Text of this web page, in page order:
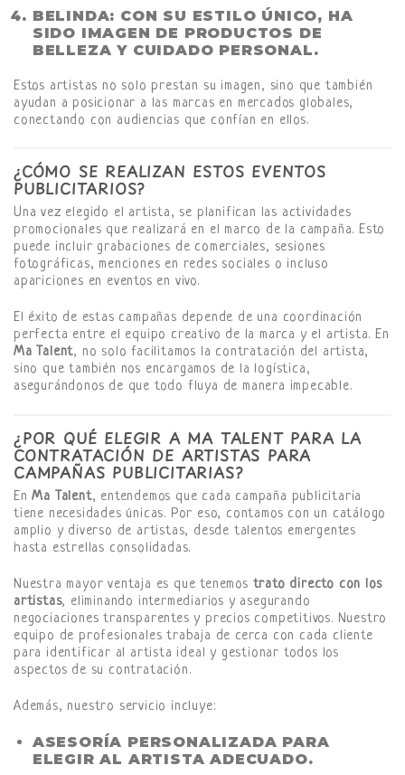
BELINDA: CON SU ESTILO ÚNICO, HA
SIDO IMAGEN DE PRODUCTOS DE
BELLEZA Y CUIDADO PERSONAL.
Estos artistas no solo prestan su imagen, sino que también
ayudan a posicionar a las marcas en mercados globales,
conectando con audiencias que confían en ellos.
¿CÓMO SE REALIZAN ESTOS EVENTOS
PUBLICITARIOS?
Una vez elegido el artista, se planifican las actividades
promocionales que realizará en el marco de la campaña. Esto
puede incluir grabaciones de comerciales, sesiones
fotográficas, menciones en redes sociales o incluso
apariciones en eventos en vivo.
El éxito de estas campañas depende de una coordinación
perfecta entre el equipo creativo de la marca y el artista. En
Ma Talent, no solo facilitamos la contratación del artista,
sino que también nos encargamos de la logística,
asegurándonos de que todo fluya de manera impecable.
¿POR QUÉ ELEGIR A MA TALENT PARA LA
CONTRATACIÓN DE ARTISTAS PARA
CAMPAÑAS PUBLICITARIAS?
EnMa Talent, entendemos que cada campaña publicitaria
tiene necesidades únicas. Por eso, contamos con un catálogo
amplio y diverso de artistas, desde talentos emergentes
hasta estrellas consolidadas.
Nuestra mayor ventaja es que tenemos trato directo con los
artistas, eliminando intermediarios y asegurando
negociaciones transparentes y precios competitivos. Nuestro
equipo de profesionales trabaja de cerca con cada cliente
para identificar al artista ideal y gestionar todos los
aspectos de su contratación.
Además, nuestro servicio incluye:
ASESORÍA PERSONALIZADA PARA
ELEGIR AL ARTISTA ADECUADO.